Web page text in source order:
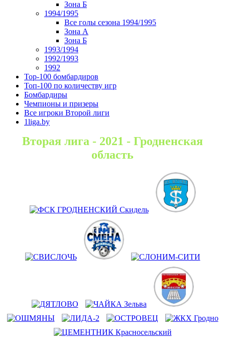
Зона Б
1994/1995
Все голы сезона 1994/1995
Зона А
Зона Б
1993/1994
1992/1993
1992
Top-100 бомбардиров
Топ-100 по количеству игр
Бомбардиры
Чемпионы и призеры
Все игроки Второй лиги
1liga.by
Вторая лига - 2021 - Гродненская
область